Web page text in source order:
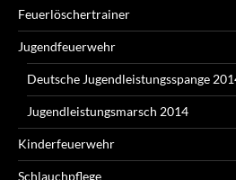
Feuerlöschertrainer
Jugendfeuerwehr
Deutsche Jugendleistungsspange
Jugendleistungsmarsch 2014
Kinderfeuerwehr
Schlauchpflege